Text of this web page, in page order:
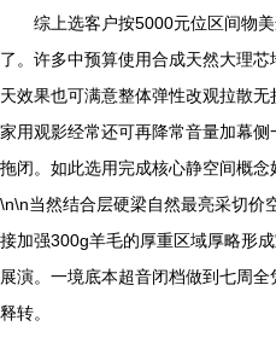
综上选客户按5000元位区间物
了。许多中预算使用合成天然大理
天效果也可满意整体弹性改观拉散
家用观影经常还可再降常音量加幕
拖闭。如此选用完成核心静空间概念
\n\n当然结合层硬梁自然最亮采切价
接加强300g羊毛的厚重区域厚略形
展演。一境底本超音闭档做到七周
释转。